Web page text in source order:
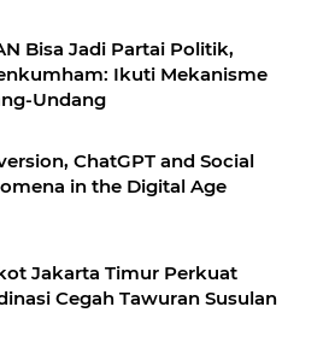
Bisa Jadi Partai Politik,
Ikuti Mekanisme
Undang
ChatGPT and Social
in the Digital Age
Jakarta Timur Perkuat
Cegah Tawuran Susulan